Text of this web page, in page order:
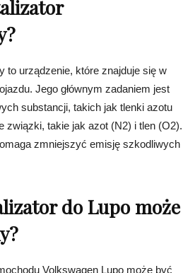
to urządzenie, które znajduje się w
Jego głównym zadaniem jest
substancji, takich jak tlenki azotu
związki, takie jak azot (N2) i tlen (O2).
zmniejszyć emisję szkodliwych
do Lupo może
Volkswagen Lupo może być